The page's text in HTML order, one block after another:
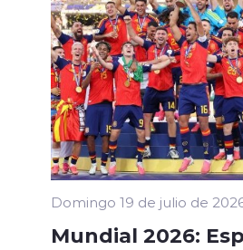
Domingo 19 de julio de
Mundial 2026: